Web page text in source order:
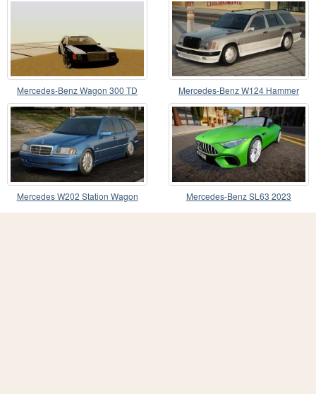
Mercedes-Benz Wagon 300 TD
Mercedes-Benz W124 Hammer
CCD
Mercedes W202 Station Wagon Mercedes-Benz SL63 2023